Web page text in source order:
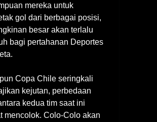
mereka untuk
gol dari berbagai posisi,
besar akan terlalu
bagi pertahanan Deportes
Copa Chile seringkali
kejutan, perbedaan
kedua tim saat ini
mencolok. Colo-Colo akan